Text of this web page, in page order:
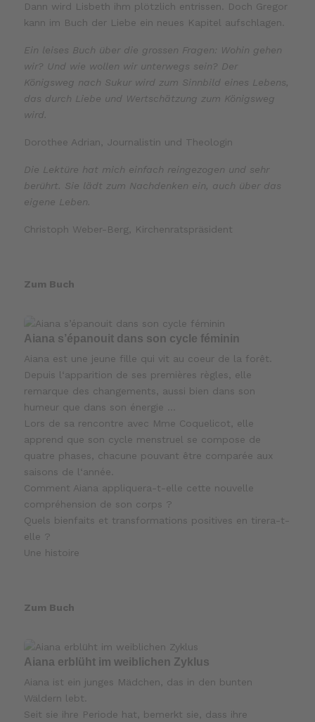
Dann wird Lisbeth ihm plötzlich entrissen. Doch Gregor
kann im Buch der Liebe ein neues Kapitel aufschlagen.
Ein leises Buch über die grossen Fragen: Wohin gehen
wir? Und wie wollen wir unterwegs sein? Der
Königsweg nach Sukur wird zum Sinnbild eines Lebens,
das durch Liebe und Wertschätzung zum Königsweg
wird.
Dorothee Adrian, Journalistin und Theologin
Die Lektüre hat mich einfach reingezogen und sehr
berührt. Sie lädt zum Nachdenken ein, auch über das
eigene Leben.
Christoph Weber-Berg, Kirchenratspräsident
Zum Buch
Aiana s’épanouit dans son cycle féminin
Aiana est une jeune fille qui vit au coeur de la forêt.
Depuis l‘apparition de ses premières règles, elle
remarque des changements, aussi bien dans son
humeur que dans son énergie …
Lors de sa rencontre avec Mme Coquelicot, elle
apprend que son cycle menstruel se compose de
quatre phases, chacune pouvant être comparée aux
saisons de l‘année.
Comment Aiana appliquera-t-elle cette nouvelle
compréhension de son corps ?
Quels bienfaits et transformations positives en tirera-t-
elle ?
Une histoire
Zum Buch
Aiana erblüht im weiblichen Zyklus
Aiana ist ein junges Mädchen, das in den bunten
Wäldern lebt.
Seit sie ihre Periode hat, bemerkt sie, dass ihre